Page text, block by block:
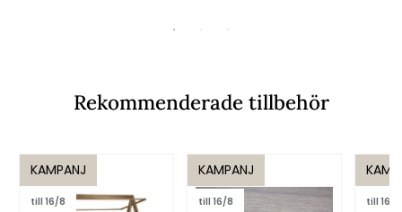
Rekommenderade tillbehör
KAMPANJ
till 16/8
KAMPANJ
till 16/8 till 16/8